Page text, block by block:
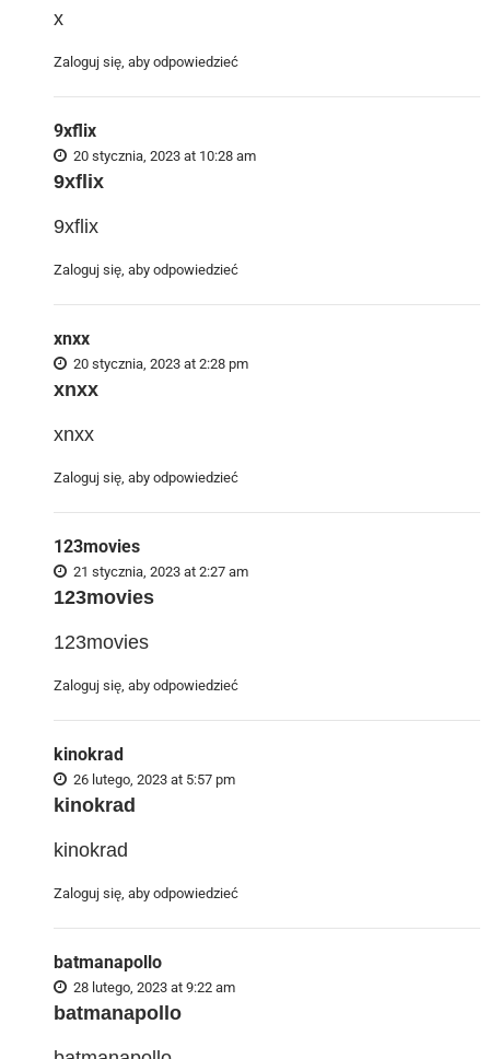
x
Zaloguj się, aby odpowiedzieć
9xflix
20 stycznia, 2023 at 10:28 am
9xflix
9xflix
Zaloguj się, aby odpowiedzieć
xnxx
20 stycznia, 2023 at 2:28 pm
xnxx
xnxx
Zaloguj się, aby odpowiedzieć
123movies
21 stycznia, 2023 at 2:27 am
123movies
123movies
Zaloguj się, aby odpowiedzieć
kinokrad
26 lutego, 2023 at 5:57 pm
kinokrad
kinokrad
Zaloguj się, aby odpowiedzieć
batmanapollo
28 lutego, 2023 at 9:22 am
batmanapollo